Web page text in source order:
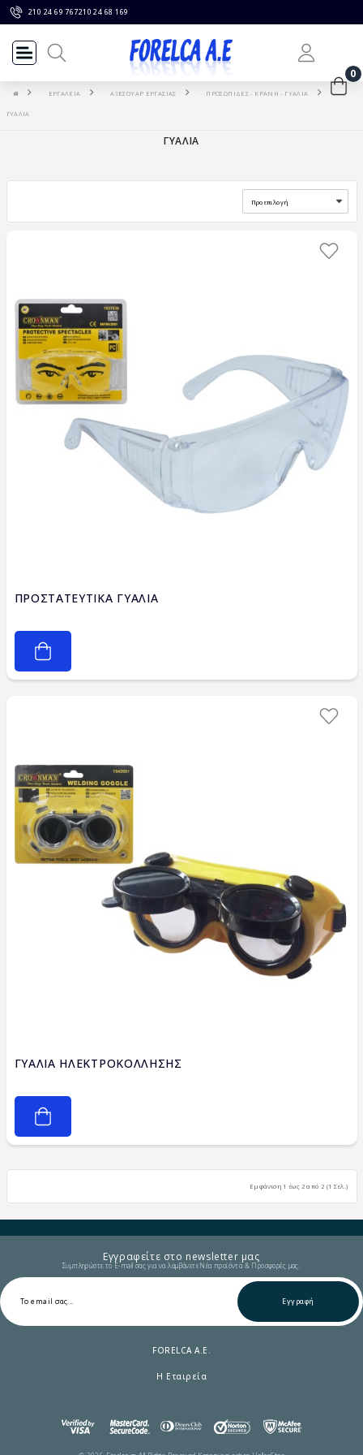
210 24 69 767210 24 68 169
0
ΕΡΓΑΛΕΙΑ ΑΞΕΣΟΥΑΡ ΕΡΓΑΣΙΑΣ ΠΡΟΣΩΠΙΔΕΣ - ΚΡΑΝΗ - ΓΥΑΛΙΑ
ΓΥΑΛΙΑ
ΓΥΑΛΙΑ
ΠΡΟΣΤΑΤΕΥΤΙΚΑ ΓΥΑΛΙΑ
ΓΥΑΛΙΑ ΗΛΕΚΤΡΟΚΟΛΛΗΣΗΣ
Εμφάνιση 1 έως 2 από 2 (1 Σελ.)
Εγγραφείτε στο newsletter μας
Συμπληρώστε το E-mail σας για να λαμβάνετε Νέα προϊόντα & Προσφορές μας.
Εγγραφή
FORELCA A.E.
Η Εταιρεία